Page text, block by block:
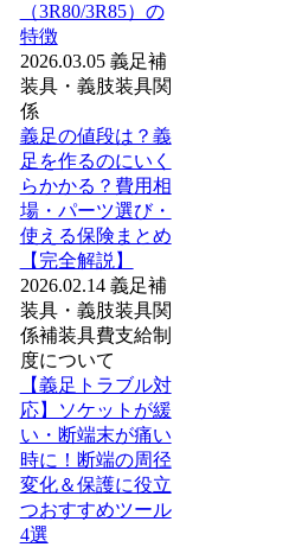
（3R80/3R85）の
特徴
2026.03.05 義足補
装具・義肢装具関
係
義足の値段は？義
足を作るのにいく
らかかる？費用相
場・パーツ選び・
使える保険まとめ
【完全解説】
2026.02.14 義足補
装具・義肢装具関
係補装具費支給制
度について
【義足トラブル対
応】ソケットが緩
い・断端末が痛い
時に！断端の周径
変化＆保護に役立
つおすすめツール
4選